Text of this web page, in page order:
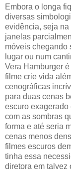
Embora o longa
diversas
evidência, seja
janelas
móveis chegando
lugar ou num
Vera Hamburger
filme crie vida
cenográficas
para duas cenas
escuro
com as sombras
forma e até seria
cenas menos
filmes escuros
tinha essa
diretora em talvez